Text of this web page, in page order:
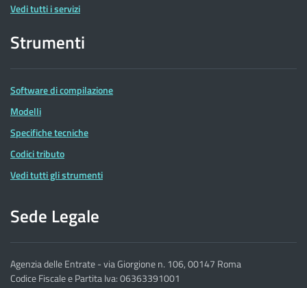
Vedi tutti i servizi
Strumenti
Software di compilazione
Modelli
Specifiche tecniche
Codici tributo
Vedi tutti gli strumenti
Sede Legale
Agenzia delle Entrate - via Giorgione n. 106, 00147 Roma
Codice Fiscale e Partita Iva: 06363391001